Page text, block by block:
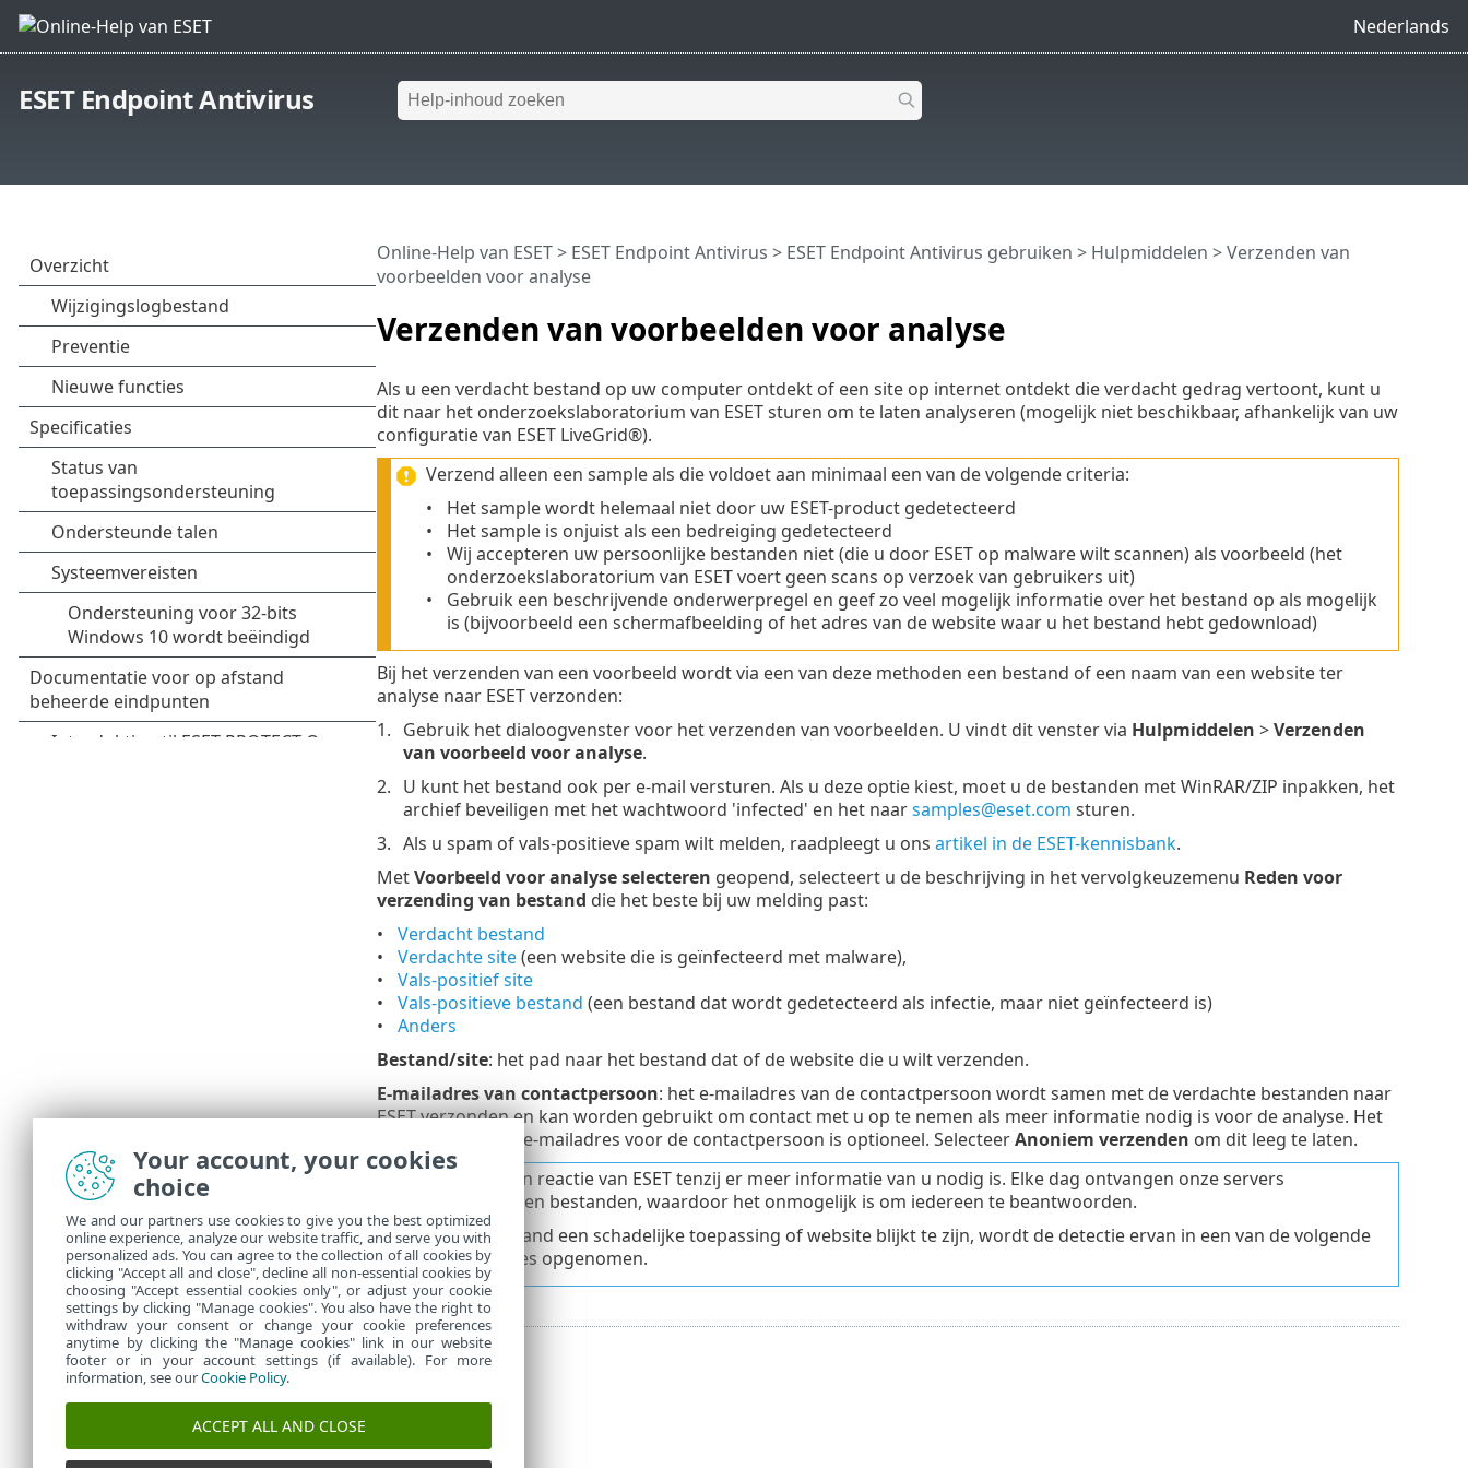
Nederlands
ESET Endpoint Antivirus
Verzenden van voorbeelden voor analyse
Online-Help van ESET> ESET Endpoint Antivirus > ESET Endpoint Antivirus gebruiken > Hulpmiddelen > Verzenden van
voorbeelden voor analyse
Als u een verdacht bestand op uw computer ontdekt of een site op internet ontdekt die verdacht gedrag vertoont, kunt u
dit naar het onderzoekslaboratorium van ESET sturen om te laten analyseren (mogelijk niet beschikbaar, afhankelijk van uw
configuratie van ESET LiveGrid®).
Verzend alleen een sample als die voldoet aan minimaal een van de volgende criteria:
Het sample wordt helemaal niet door uw ESET-product gedetecteerd
Het sample is onjuist als een bedreiging gedetecteerd
Wij accepteren uw persoonlijke bestanden niet (die u door ESET op malware wilt scannen) als voorbeeld (het
onderzoekslaboratorium van ESET voert geen scans op verzoek van gebruikers uit)
Gebruik een beschrijvende onderwerpregel en geef zo veel mogelijk informatie over het bestand op als mogelijk
is (bijvoorbeeld een schermafbeelding of het adres van de website waar u het bestand hebt gedownload)
Bij het verzenden van een voorbeeld wordt via een van deze methoden een bestand of een naam van een website ter
analyse naar ESET verzonden:
Gebruik het dialoogvenster voor het verzenden van voorbeelden. U vindt dit venster via Hulpmiddelen >Verzenden
van voorbeeld voor analyse.
U kunt het bestand ook per e-mail versturen. Als u deze optie kiest, moet u de bestanden met WinRAR/ZIP inpakken, het
archief beveiligen met het wachtwoord 'infected' en het naarsamples@eset.com sturen.
Als u spam of vals-positieve spam wilt melden, raadpleegt u ons artikel in de ESET-kennisbank.
MetVoorbeeld voor analyse selecteren geopend, selecteert u de beschrijving in het vervolgkeuzemenu Reden voor
verzending van bestand die het beste bij uw melding past:
Verdacht bestand
Verdachte site(een website die is geïnfecteerd met malware),
Vals-positief site
Vals-positieve bestand (een bestand dat wordt gedetecteerd als infectie, maar niet geïnfecteerd is)
Anders
Bestand/site: het pad naar het bestand dat of de website die u wilt verzenden.
E-mailadres van contactpersoon: het e-mailadres van de contactpersoon wordt samen met de verdachte bestanden naar
ESET verzonden en kan worden gebruikt om contact met u op te nemen als meer informatie nodig is voor de analyse. Het
invoeren van een e-mailadres voor de contactpersoon is optioneel. SelecteerAnoniem verzenden om dit leeg te laten.
U krijgt geen reactie van ESET tenzij er meer informatie van u nodig is. Elke dag ontvangen onze servers
tienduizenden bestanden, waardoor het onmogelijk is om iedereen te beantwoorden.
Als het bestand een schadelijke toepassing of website blijkt te zijn, wordt de detectie ervan in een van de volgende
ESET-updates opgenomen.
Your account, your cookies
choice
We and our partners use cookies to give you the best optimized
online experience, analyze our website traffic, and serve you with
personalized ads. You can agree to the collection of all cookies by
clicking "Accept all and close", decline all non-essential cookies by
choosing "Accept essential cookies only", or adjust your cookie
settings by clicking "Manage cookies". You also have the right to
withdraw your consent or change your cookie preferences
anytime by clicking the "Manage cookies" link in our website
footer or in your account settings (if available). For more
information, see ourCookie Policy.
ACCEPT ALL AND CLOSE